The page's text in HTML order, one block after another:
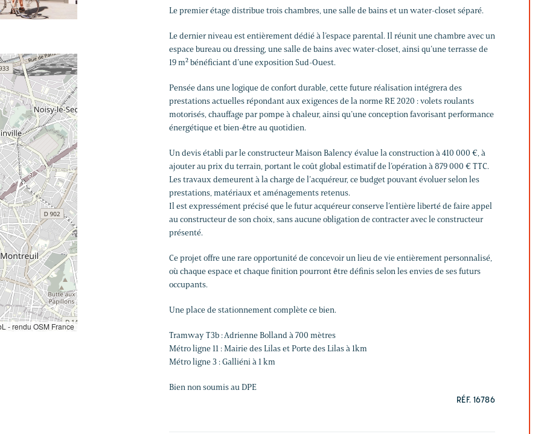
Le premier étage distribue trois chambres, une salle de bains et un water-closet séparé.
Le dernier niveau est entièrement dédié à l’espace parental. Il réunit une chambre avec un
espace bureau ou dressing, une salle de bains avec water-closet, ainsi qu’une terrasse de
19 m² bénéficiant d’une exposition Sud-Ouest.
Pensée dans une logique de confort durable, cette future réalisation intégrera des
prestations actuelles répondant aux exigences de la norme RE 2020 : volets roulants
motorisés, chauffage par pompe à chaleur, ainsi qu’une conception favorisant performance
énergétique et bien-être au quotidien.
Un devis établi par le constructeur Maison Balency évalue la construction à 410 000 €, à
ajouter au prix du terrain, portant le coût global estimatif de l’opération à 879 000 € TTC.
Les travaux demeurent à la charge de l’acquéreur, ce budget pouvant évoluer selon les
prestations, matériaux et aménagements retenus.
Il est expressément précisé que le futur acquéreur conserve l’entière liberté de faire appel
au constructeur de son choix, sans aucune obligation de contracter avec le constructeur
présenté.
Ce projet offre une rare opportunité de concevoir un lieu de vie entièrement personnalisé,
où chaque espace et chaque finition pourront être définis selon les envies de ses futurs
occupants.
Une place de stationnement complète ce bien.
Tramway T3b : Adrienne Bolland à 700 mètres
Métro ligne 11 : Mairie des Lilas et Porte des Lilas à 1km
Métro ligne 3 : Galliéni à 1 km
Bien non soumis au DPE
RÉF. 16786
- rendu OSM France